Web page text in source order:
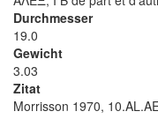
Durchmesser
19.0
Gewicht
3.03
Zitat
Morrisson 1970,